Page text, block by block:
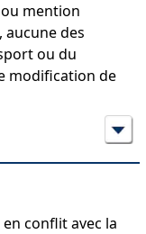
mention
des
ou du
modification de
conflit avec la